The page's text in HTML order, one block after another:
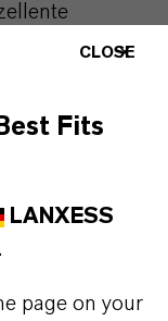
Wahl in
CLOSE
Fits
LANXESS
.
page on your